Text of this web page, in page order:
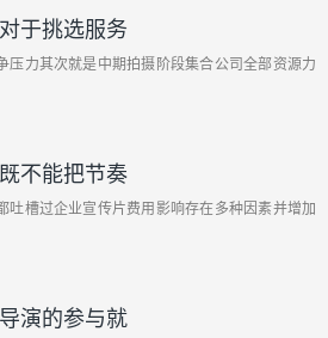
于挑选服务
压力其次就是中期拍摄阶段集合公司全部资源力
不能把节奏
吐槽过企业宣传片费用影响存在多种因素并增加
演的参与就